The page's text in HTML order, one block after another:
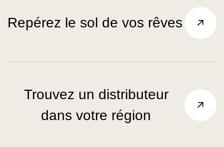
Repérez le sol de vos rêves
Trouvez un distributeur
dans votre région